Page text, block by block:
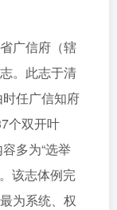
广信府（辖
。此志于清
任广信知府
个双开叶
多为“选举
该志体例完
为系统、权